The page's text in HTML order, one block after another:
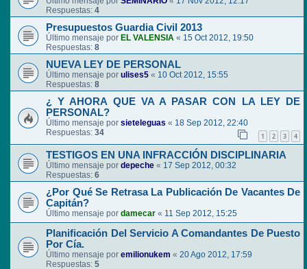
Respuestas: 4
Presupuestos Guardia Civil 2013
Último mensaje por EL VALENSIA « 15 Oct 2012, 19:50
Respuestas: 8
NUEVA LEY DE PERSONAL
Último mensaje por ulises5 « 10 Oct 2012, 15:55
Respuestas: 8
¿ Y AHORA QUE VA A PASAR CON LA LEY DE
PERSONAL?
Último mensaje por sieteleguas « 18 Sep 2012, 22:40
Respuestas: 34 1 2 3 4
TESTIGOS EN UNA INFRACCIÓN DISCIPLINARIA
Último mensaje por depeche « 17 Sep 2012, 00:32
Respuestas: 6
¿Por Qué Se Retrasa La Publicación De Vacantes De
Capitán?
Último mensaje por damecar « 11 Sep 2012, 15:25
Planificación Del Servicio A Comandantes De Puesto
Por Cía.
Último mensaje por emilionukem « 20 Ago 2012, 17:59
Respuestas: 5